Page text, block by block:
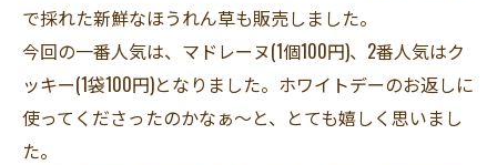
で採れた新鮮なほうれん草も販売しました。
今回の一番人気は、マドレーヌ(1個100円)、2番人気はク
ッキー(1袋100円)となりました。ホワイトデーのお返しに
使ってくださったのかなぁ～と、とても嬉しく思いまし
た。